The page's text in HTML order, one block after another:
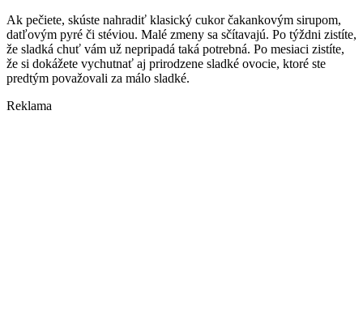
Ak pečiete, skúste nahradiť klasický cukor čakankovým sirupom,
datľovým pyré či stéviou. Malé zmeny sa sčítavajú. Po týždni zistíte,
že sladká chuť vám už nepripadá taká potrebná. Po mesiaci zistíte,
že si dokážete vychutnať aj prirodzene sladké ovocie, ktoré ste
predtým považovali za málo sladké.
Reklama